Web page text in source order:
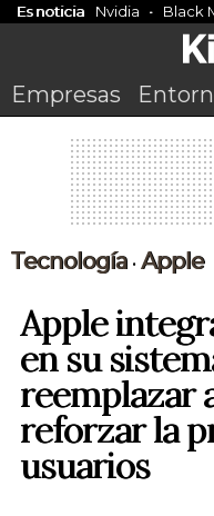
Es noticia Nvidia Black
Empresas
Tecnología• Apple
Apple
en su
reemplazar
reforzar la
usuarios